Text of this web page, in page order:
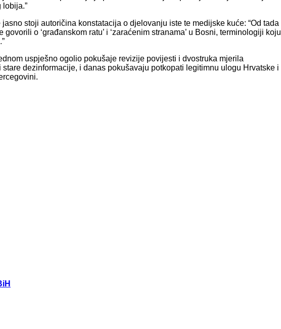
lobija.”
stoji autoričina konstatacija o djelovanju iste te medijske kuće: “Od tada
o ‘građanskom ratu’ i ‘zaraćenim stranama’ u Bosni, terminologiji koju
uspješno ogolio pokušaje revizije povijesti i dvostruka mjerila
dezinformacije, i danas pokušavaju potkopati legitimnu ulogu Hrvatske i